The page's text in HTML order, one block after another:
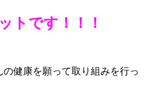
トです！！！
健康を願って取り組みを行っ